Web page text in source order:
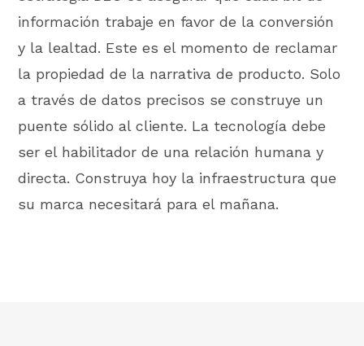
información trabaje en favor de la conversión
y la lealtad. Este es el momento de reclamar
la propiedad de la narrativa de producto. Solo
a través de datos precisos se construye un
puente sólido al cliente. La tecnología debe
ser el habilitador de una relación humana y
directa. Construya hoy la infraestructura que
su marca necesitará para el mañana.